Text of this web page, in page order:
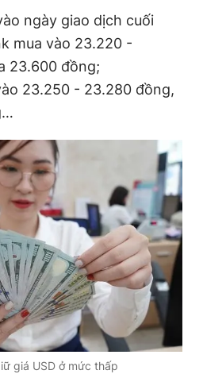
Bạn cần biết
Liên hệ quảng cáo
thoại
ngày giao dịch cuối
mua vào 23.220 -
23.600 đồng;
23.250 - 23.280 đồng,
giá USD ở mức thấp